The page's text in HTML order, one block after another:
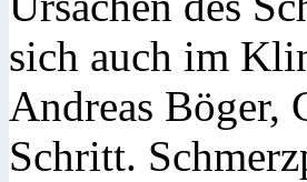
sich auch im
Andreas Böger,
Schritt.